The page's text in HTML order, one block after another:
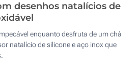
desenhos natalícios de
enquanto desfruta de um chá
natalício de silicone e aço inox que